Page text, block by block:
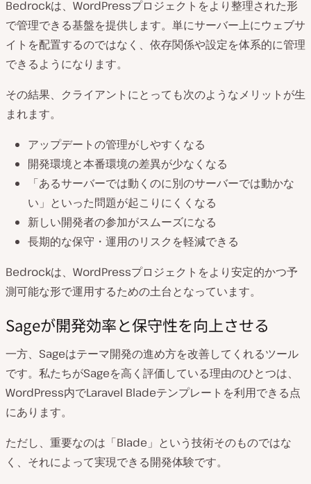
Bedrockは、WordPressプロジェクトをより整理された形
で管理できる基盤を提供します。単にサーバー上にウェブサ
イトを配置するのではなく、依存関係や設定を体系的に管理
できるようになります。
その結果、クライアントにとっても次のようなメリットが生
まれます。
アップデートの管理がしやすくなる
開発環境と本番環境の差異が少なくなる
「あるサーバーでは動くのに別のサーバーでは動かな
い」といった問題が起こりにくくなる
新しい開発者の参加がスムーズになる
長期的な保守・運用のリスクを軽減できる
Bedrockは、WordPressプロジェクトをより安定的かつ予
測可能な形で運用するための土台となっています。
Sageが開発効率と保守性を向上させる
一方、Sageはテーマ開発の進め方を改善してくれるツール
です。私たちがSageを高く評価している理由のひとつは、
WordPress内でLaravel Bladeテンプレートを利用できる点
にあります。
ただし、重要なのは「Blade」という技術そのものではな
く、それによって実現できる開発体験です。